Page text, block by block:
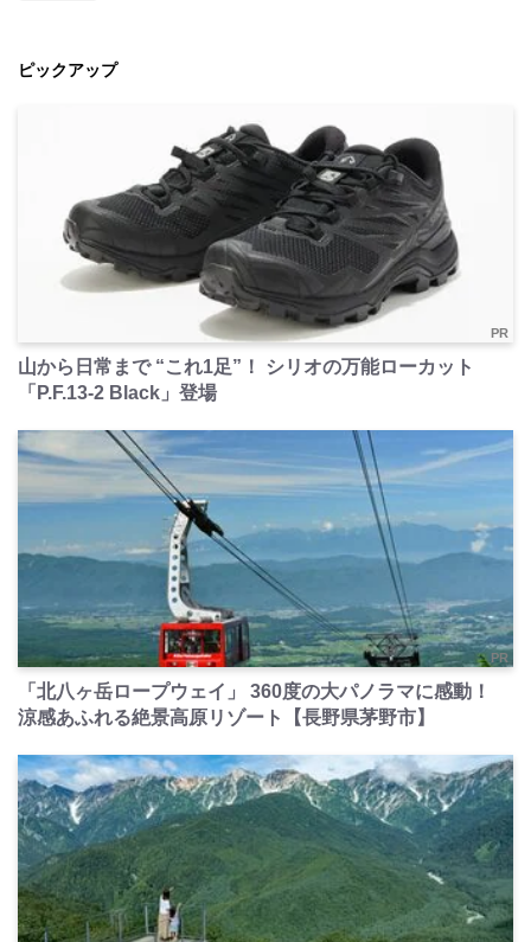
ピックアップ
PR
山から日常まで “これ1足”！ シリオの万能ローカット
「P.F.13-2 Black」登場
PR
「北八ヶ岳ロープウェイ」 360度の大パノラマに感動！
涼感あふれる絶景高原リゾート【長野県茅野市】